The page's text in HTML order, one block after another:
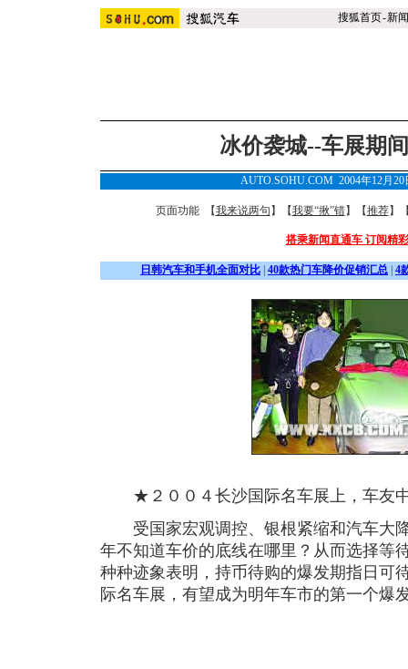
搜狐首页-新闻
冰价袭城--车展期
AUTO.SOHU.COM 2004年12月
页面功能 【我来说两句 】【我要“揪”错】【推荐】
搭乘新闻直通车 订阅精
日韩汽车和手机全面对比 40款热门车降价促销汇总 4
★２００４长沙国际名车展上，车友
受国家宏观调控、银根紧缩和汽车大
年不知道车价的底线在哪里？从而选择等
种种迹象表明，持币待购的爆发期指日可
际名车展，有望成为明年车市的第一个爆